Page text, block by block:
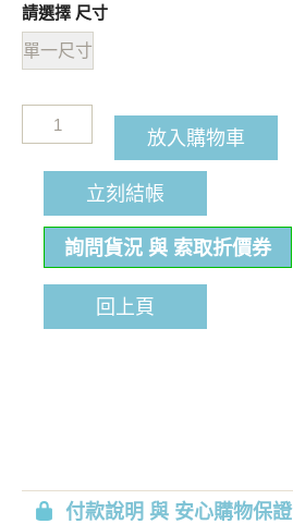
請選擇 尺寸
單一尺寸
放入購物車
立刻結帳
詢問貨況 與 索取折價券
回上頁
付款說明 與 安心購物保證